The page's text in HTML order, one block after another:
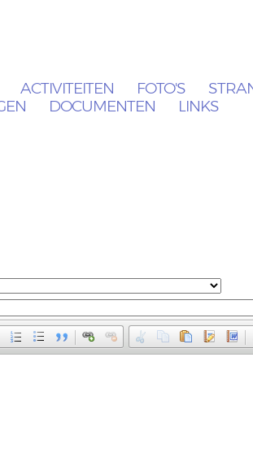
ACTIVITEITEN FOTO'S
DOCUMENTEN LINKS